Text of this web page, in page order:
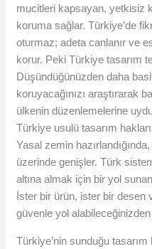
mucitleri kapsayan, yetkisiz
koruma sağlar. Türkiye’de
oturmaz; adeta canlanır ve
korur. Peki Türkiye tasarım
Düşündüğünüzden daha
koruyacağınızı araştırarak
ülkenin düzenlemelerine
Türkiye usulü tasarım
Yasal zemin
üzerinde genişler. Türk
altına almak için bir yol
İster bir ürün, ister bir desen
güvenle yol
Türkiye’nin sunduğu